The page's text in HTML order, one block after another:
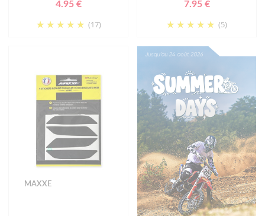
4.95 €
(17)
7.95 €
(5)
MAXXE